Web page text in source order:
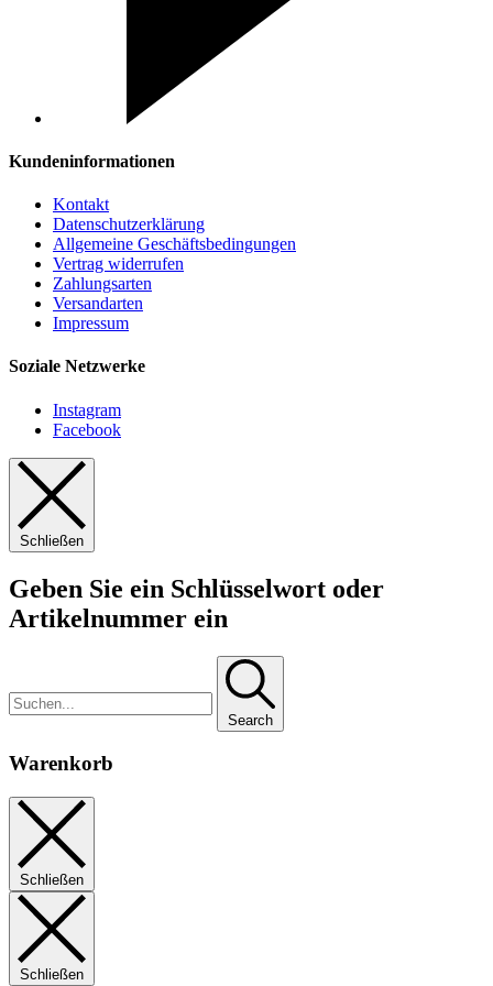
Kundeninformationen
Kontakt
Datenschutzerklärung
Allgemeine Geschäftsbedingungen
Vertrag widerrufen
Zahlungsarten
Versandarten
Impressum
Soziale Netzwerke
Instagram
Facebook
Schließen
Geben Sie ein Schlüsselwort oder
Artikelnummer ein
Search
Warenkorb
Schließen
Schließen